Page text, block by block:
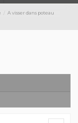
A visser dans poteau